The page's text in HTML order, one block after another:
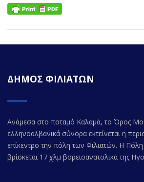
ΔΗΜΟΣ ΦΙΛΙΑΤΩΝ
Ανάμεσα στο ποταμό Καλαμά, το Όρος
ελληνοαλβανικά σύνορα εκτείνεται η
επίκεντρο την πόλη των Φιλιατών. Η
βρίσκεται 17 χλμ βορειοανατολικά της